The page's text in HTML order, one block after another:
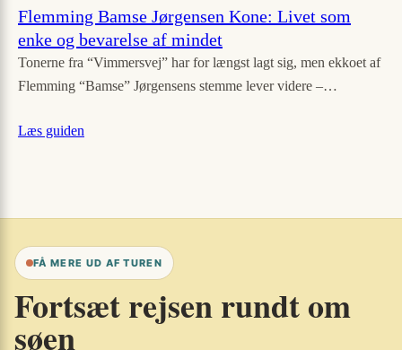
Flemming Bamse Jørgensen Kone: Livet som
enke og bevarelse af mindet
Tonerne fra “Vimmersvej” har for længst lagt sig, men ekkoet af
Flemming “Bamse” Jørgensens stemme lever videre –…
Læs guiden
FÅ MERE UD AF TUREN
Fortsæt rejsen rundt om
søen